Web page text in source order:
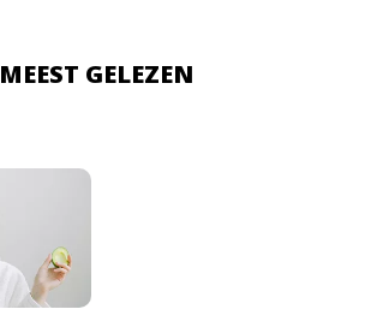
MEEST GELEZEN